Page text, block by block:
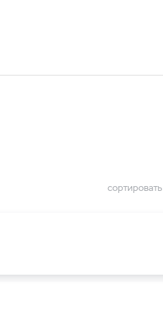
сортировать